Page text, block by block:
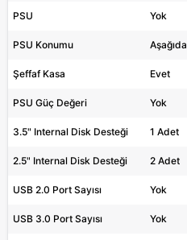
PSU Yok
PSU Konumu Aşağıda
Şeffaf Kasa Evet
PSU Güç Değeri Yok
3.5" Internal Disk Desteği 1 Adet
2.5" Internal Disk Desteği 2 Adet
USB 2.0 Port Sayısı Yok
USB 3.0 Port Sayısı Yok